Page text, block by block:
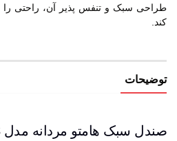
طراحی سبک و تنفس پذیر آن، راحتی را
کند.
توضیحات